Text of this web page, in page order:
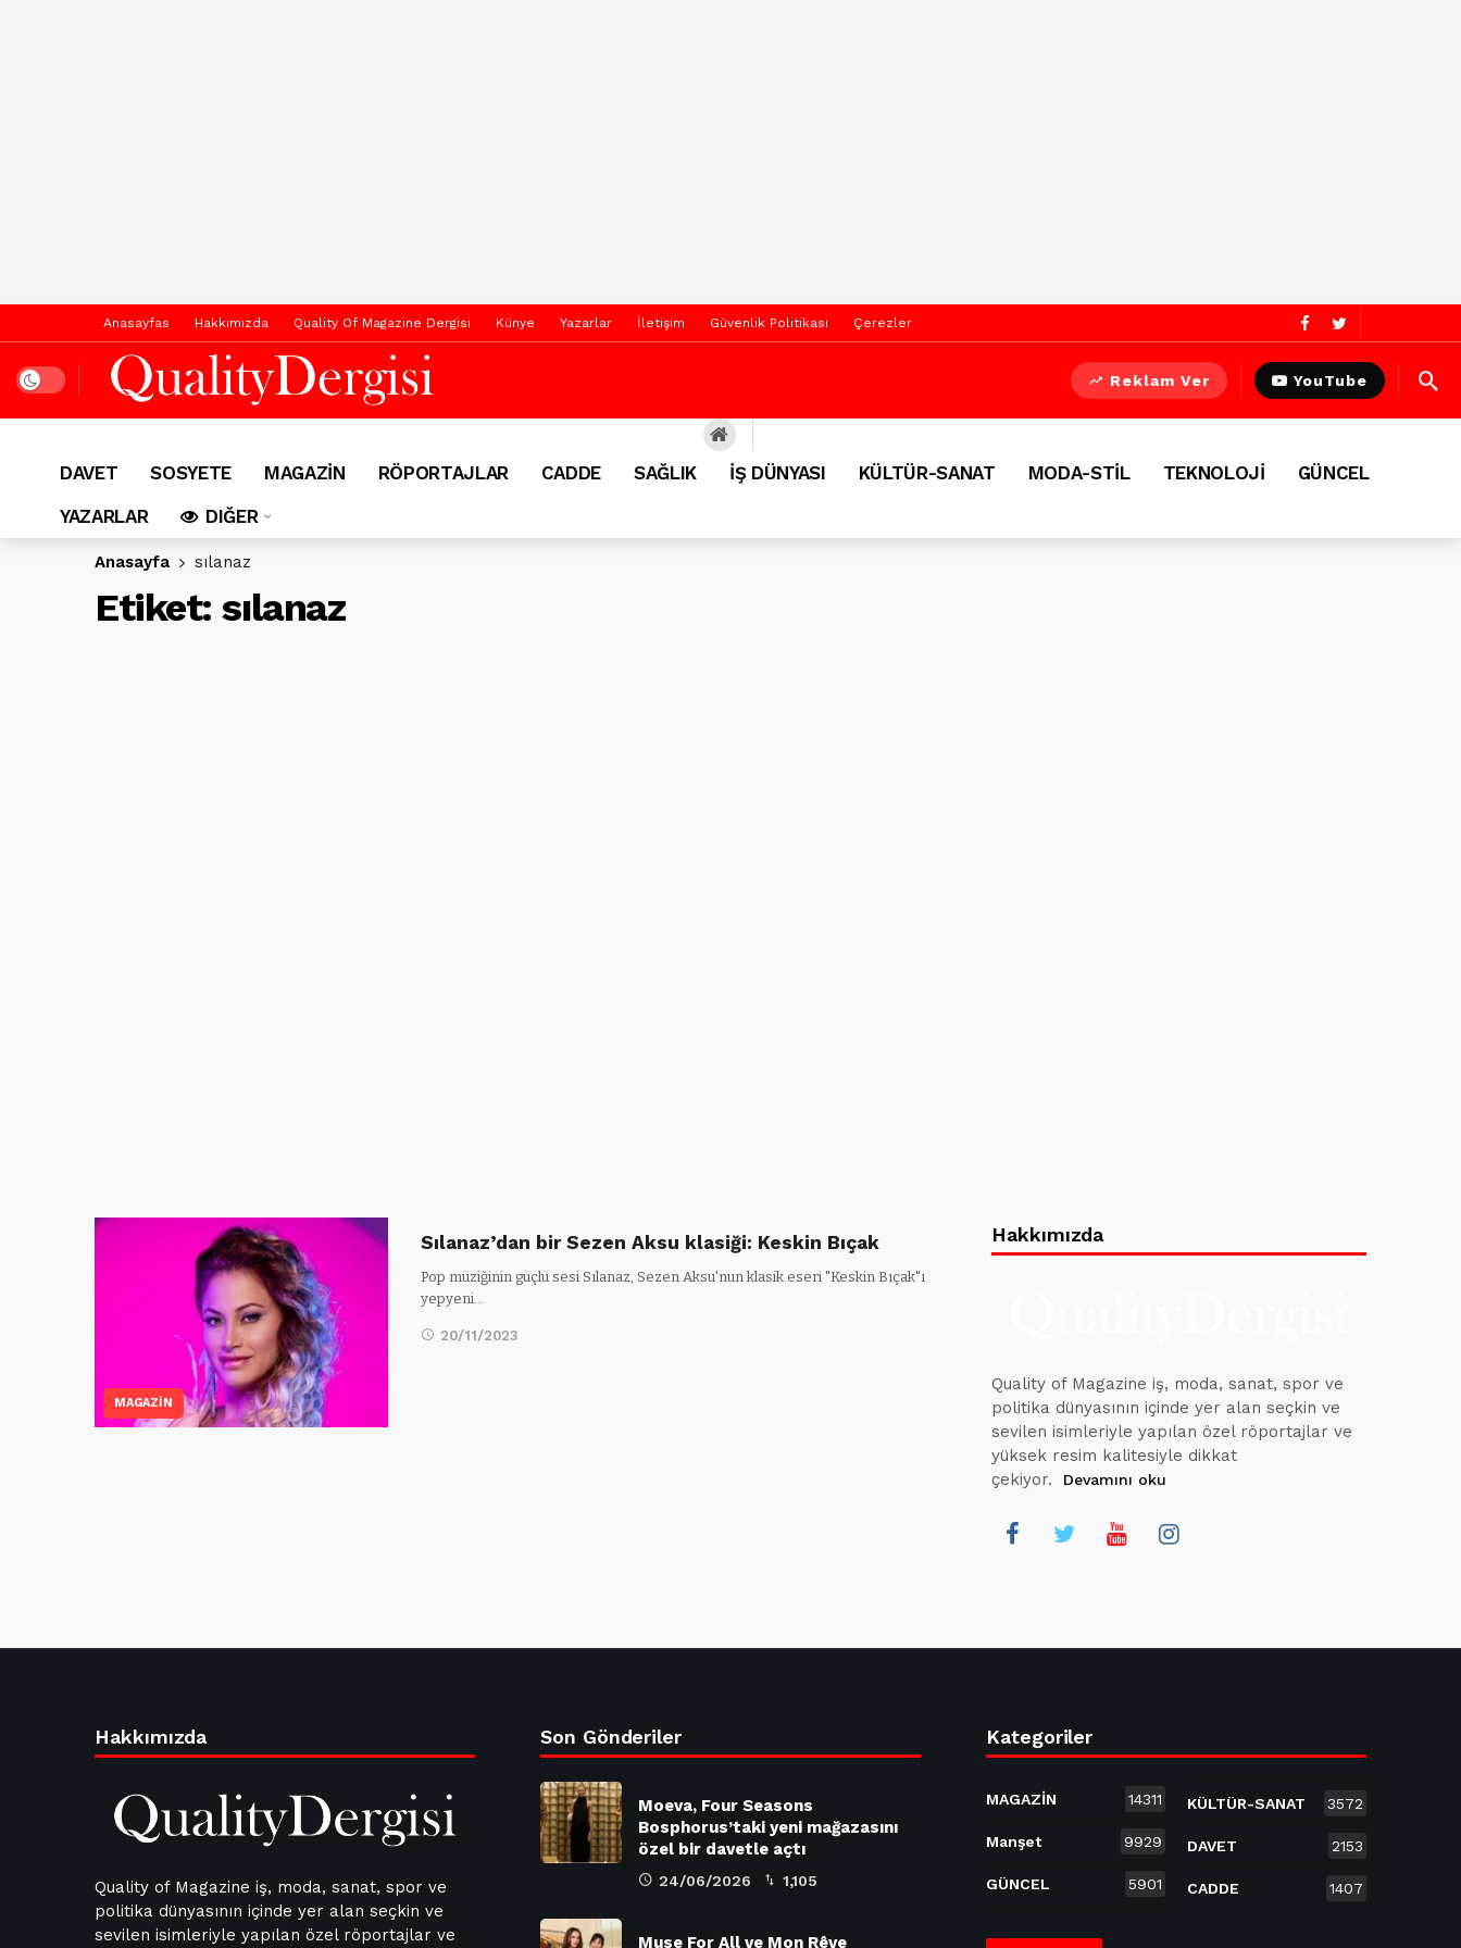
Anasayfas Hakkımızda Quality Of Magazine Dergisi Künye Yazarlar İletişim Güvenlik Politikası Çerezler
Dark mode Reklam Ver YouTube
DAVET SOSYETE MAGAZİN RÖPORTAJLAR CADDE SAĞLIK İŞ DÜNYASI KÜLTÜR-SANAT MODA-STİL TEKNOLOJİ
GÜNCEL
YAZARLAR
DIĞER
Anasayfa sılanaz
Etiket: sılanaz
MAGAZİN
Sılanaz’dan bir Sezen Aksu klasiği: Keskin Bıçak
Pop müziğinin güçlü sesi Sılanaz, Sezen Aksu'nun klasik eseri "Keskin Bıçak"ı
yepyeni…
20/11/2023
Hakkımızda
Quality of Magazine iş, moda, sanat, spor ve
politika dünyasının içinde yer alan seçkin ve
sevilen isimleriyle yapılan özel röportajlar ve
yüksek resim kalitesiyle dikkat
çekiyor.
Devamını oku
Hakkımızda
Quality of Magazine iş, moda, sanat, spor ve
politika dünyasının içinde yer alan seçkin ve
sevilen isimleriyle yapılan özel röportajlar ve
Son Gönderiler
Moeva, Four Seasons
Bosphorus’taki yeni mağazasını
özel bir davetle açtı
24/06/2026 1,105
Muse For All ve Mon Rêve
Kategoriler
MAGAZİN 14311
Manşet 9929
GÜNCEL 5901
KÜLTÜR-SANAT 3572
DAVET 2153
CADDE 1407